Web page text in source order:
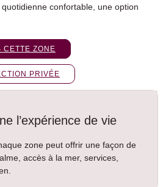
confortable, une option
CETTE ZONE
PRIVÉE
l’expérience de vie
zone peut offrir une façon de
accès à la mer, services,